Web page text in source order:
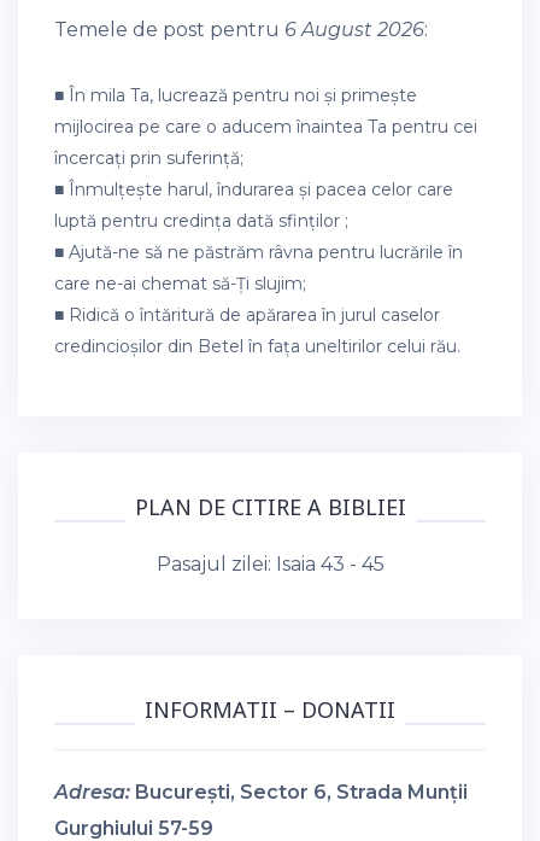
Temele de post pentru 6 August 2026:
■ În mila Ta, lucrează pentru noi și primește
mijlocirea pe care o aducem înaintea Ta pentru cei
încercați prin suferință;
■ Înmulțește harul, îndurarea și pacea celor care
luptă pentru credința dată sfinților ;
■ Ajută-ne să ne păstrăm râvna pentru lucrările în
care ne-ai chemat să-Ți slujim;
■ Ridică o întăritură de apărarea în jurul caselor
credincioșilor din Betel în fața uneltirilor celui rău.
PLAN DE CITIRE A BIBLIEI
Pasajul zilei: Isaia 43 - 45
INFORMATII – DONATII
Adresa: București, Sector 6, Strada Munții
Gurghiului 57-59